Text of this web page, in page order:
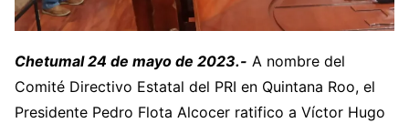
Chetumal 24 de mayo de 2023.- A nombre del
Comité Directivo Estatal del PRI en Quintana Roo, el
Presidente Pedro Flota Alcocer ratifico a Víctor Hugo